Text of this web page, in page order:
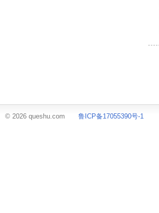
© 2026 queshu.com 鲁ICP备17055390号-1